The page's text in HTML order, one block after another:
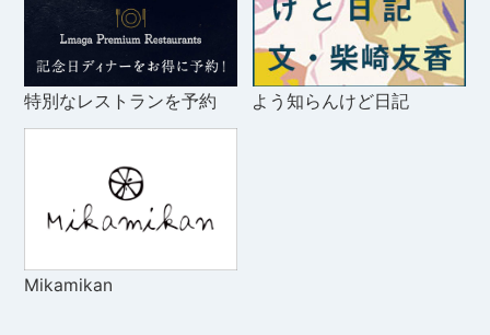
特別なレストランを予約 よう知らんけど日記
Mikamikan